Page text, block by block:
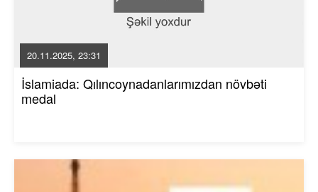
20.11.2025, 23:31
İslamiada: Qılıncoynadanlarımızdan növbəti
medal